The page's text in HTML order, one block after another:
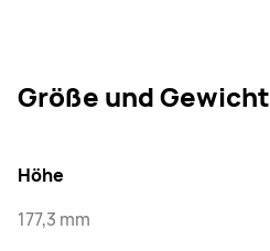
Größe und Gewicht
Höhe
177,3 mm